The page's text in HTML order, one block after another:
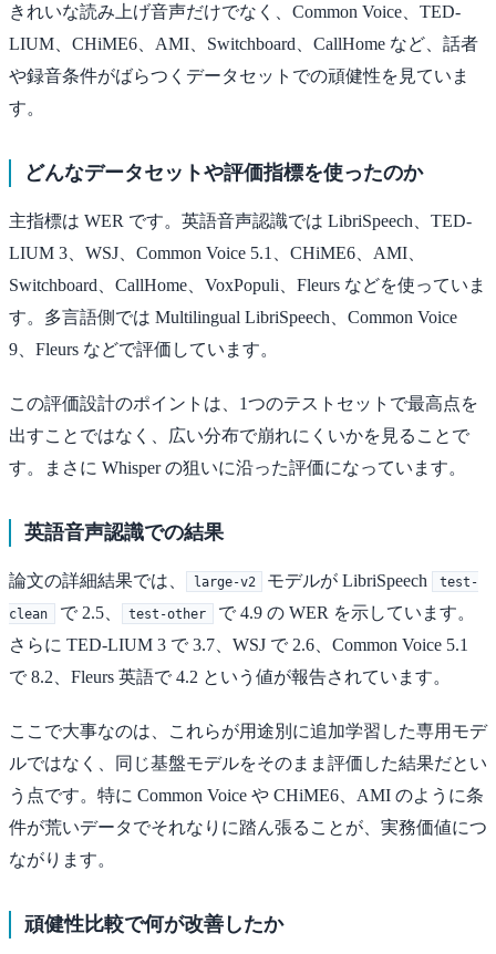
きれいな読み上げ音声だけでなく、Common Voice、TED-
LIUM、CHiME6、AMI、Switchboard、CallHome など、話者
や録音条件がばらつくデータセットでの頑健性を見ていま
す。
どんなデータセットや評価指標を使ったのか
主指標は WER です。英語音声認識では LibriSpeech、TED-
LIUM 3、WSJ、Common Voice 5.1、CHiME6、AMI、
Switchboard、CallHome、VoxPopuli、Fleurs などを使っていま
す。多言語側では Multilingual LibriSpeech、Common Voice
9、Fleurs などで評価しています。
この評価設計のポイントは、1つのテストセットで最高点を
出すことではなく、広い分布で崩れにくいかを見ることで
す。まさに Whisper の狙いに沿った評価になっています。
英語音声認識での結果
論文の詳細結果では、 large-v2 モデルが LibriSpeech test-
clean で 2.5、 test-other
で 4.9 の WER を示しています。
さらに TED-LIUM 3 で 3.7、WSJ で 2.6、Common Voice 5.1
で 8.2、Fleurs 英語で 4.2 という値が報告されています。
ここで大事なのは、これらが用途別に追加学習した専用モデ
ルではなく、同じ基盤モデルをそのまま評価した結果だとい
う点です。特に Common Voice や CHiME6、AMI のように条
件が荒いデータでそれなりに踏ん張ることが、実務価値につ
ながります。
頑健性比較で何が改善したか